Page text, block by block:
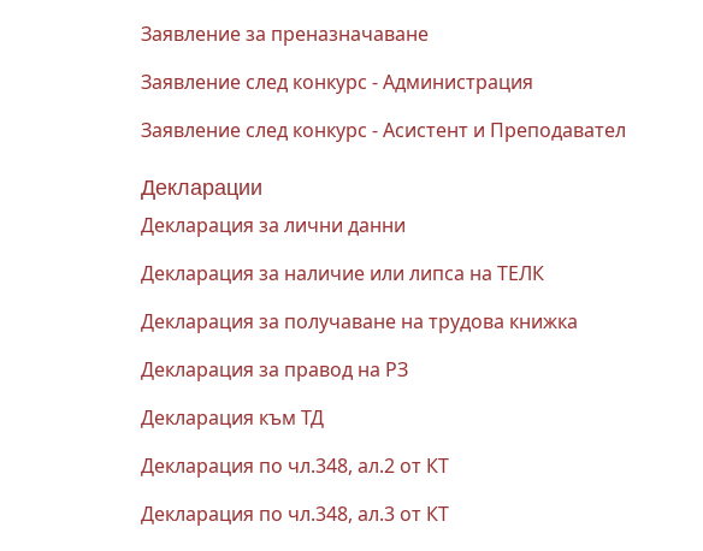
Заявление за преназначаванe
Заявление след конкурс - Администрация
Заявление след конкурс - Асистент и Преподавател
Декларации
Декларация за лични данни
Декларация за наличие или липса на ТЕЛК
Декларация за получаване на трудова книжка
Декларация за правод на РЗ
Декларация към ТД
Декларация по чл.348, ал.2 от КТ
Декларация по чл.348, ал.3 от КТ